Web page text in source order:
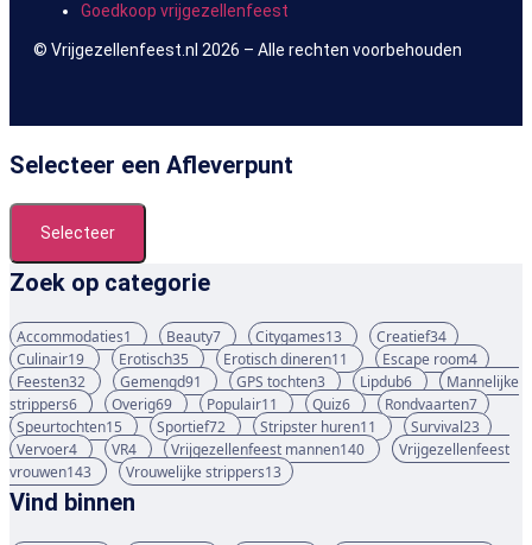
Goedkoop vrijgezellenfeest
© Vrijgezellenfeest.nl 2026 – Alle rechten voorbehouden
Selecteer een Afleverpunt
Selecteer
Zoek op categorie
Accommodaties1 Beauty7 Citygames13 Creatief34
Culinair19 Erotisch35 Erotisch dineren11 Escape room4
Feesten32 Gemengd91 GPS tochten3 Lipdub6
Mannelijke
strippers6 Overig69 Populair11 Quiz6 Rondvaarten7
Speurtochten15 Sportief72 Stripster huren11 Survival23
Vervoer4 VR4 Vrijgezellenfeest mannen140
Vrijgezellenfeest
vrouwen143 Vrouwelijke strippers13
Vind binnen